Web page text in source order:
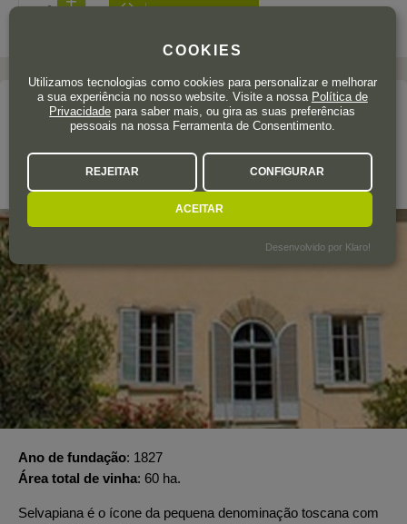
A adega
Chianti Rufina DOCG
Ano de fundação 1827
Área total de vinha 60 ha.
Selvapiana é o ícone da pequena denominação toscana com
COOKIES
Utilizamos tecnologias como cookies para personalizar e melhorar
a sua experiência no nosso website. Visite a nossa Política de
Privacidade para saber mais, ou gira as suas preferências
pessoais na nossa Ferramenta de Consentimento.
REJEITAR CONFIGURAR
ACEITAR
Desenvolvido por Klaro!